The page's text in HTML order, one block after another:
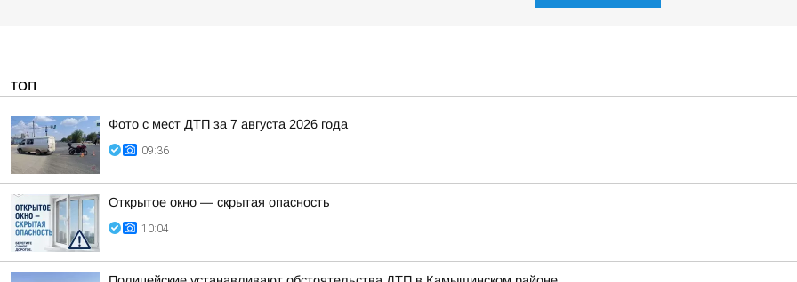
ТОП
Фото с мест ДТП за 7 августа 2026 года
09:36
Открытое окно — скрытая опасность
10:04